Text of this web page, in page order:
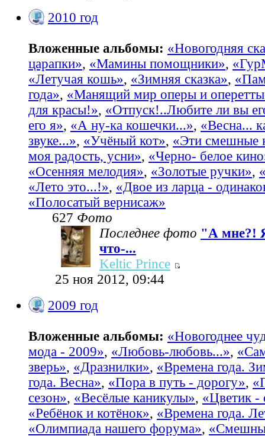
2010 год
Вложенные альбомы: «Новогодняя
царапки», «Мамины помощники»,
«Летучая кошь», «Зимняя сказка»,
года», «Манящий мир оперы и
для красы!», «Отпуск!..Любите ли вы
его я», «А ну-ка кошечки...», «Весна...
звуке...», «Учёный кот», «Эти смешные
моя радость, усни», «Черно- белое
«Осенняя мелодия», «Золотые ручки»,
«Лето это...!», «Двое из ларца -
«Полосатый вернисаж»
627 Фото
Последнее фото "А мне?!
что-...
Keltic Prince
25 ноя 2012, 09:44
2009 год
Вложенные альбомы: «Новогоднее
мода - 2009», «Любовь-любовь...»,
зверь», «Дразнилки», «Времена года.
года. Весна», «Пора в путь - дорогу»,
сезон», «Весёлые каникулы», «Цветик -
«Ребёнок и котёнок», «Времена года.
«Олимпиада нашего форума»,